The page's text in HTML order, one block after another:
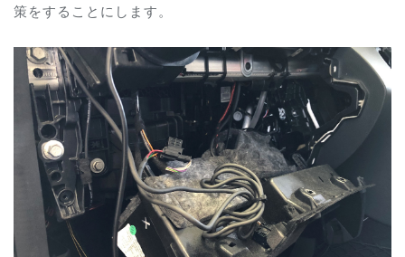
策をすることにします。